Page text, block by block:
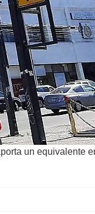
un equivalente